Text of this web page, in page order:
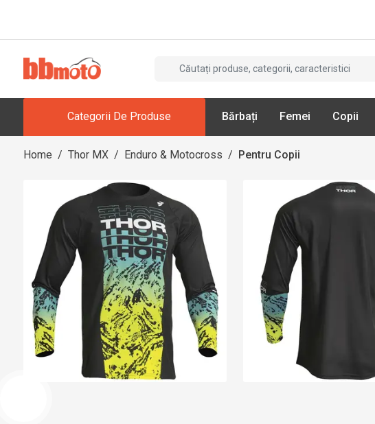
Categorii De Produse Bărbați Femei Copii
Home / Thor MX / Enduro & Motocross / Pentru Copii